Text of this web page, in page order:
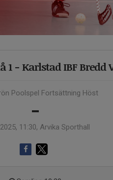
1 - Karlstad IBF Bredd
Poolspel Fortsättning Höst
-
11:30, Arvika Sporthall